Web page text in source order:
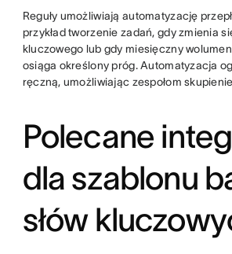
Reguły umożliwiają automatyzację
przykład tworzenie zadań, gdy zmienia
kluczowego lub gdy miesięczny
osiąga określony próg. Automatyzacja
ręczną, umożliwiając zespołom
Polecane
dla szablonu
słów